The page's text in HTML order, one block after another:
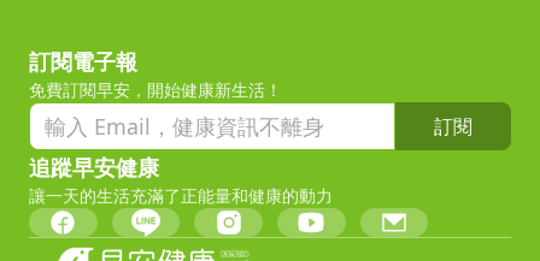
訂閱電子報
免費訂閱早安，開始健康新生活！
訂閱
追蹤早安健康
讓一天的生活充滿了正能量和健康的動力